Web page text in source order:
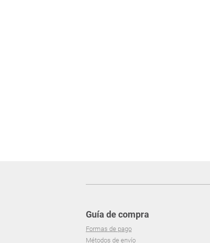
Guía de compra
Formas de pago
Métodos de envío